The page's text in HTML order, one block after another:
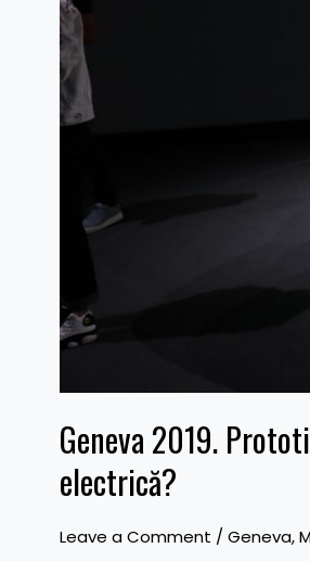
Geneva 2019.
electrică?
Leave a Comment / Geneva,
în
producție
prima
Honda
electrică?